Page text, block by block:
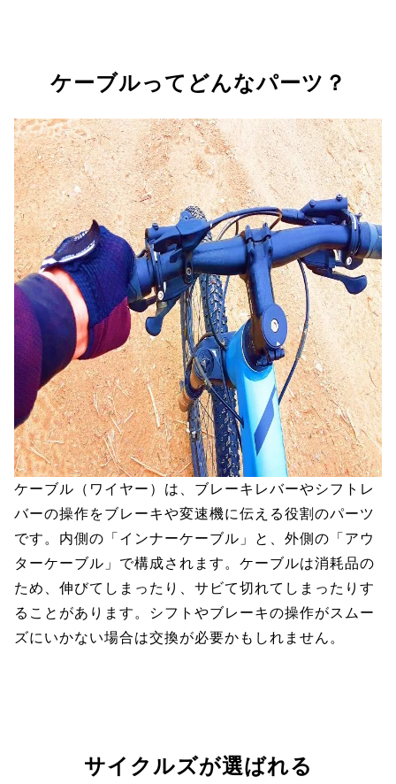
ケーブルってどんなパーツ？
ケーブル（ワイヤー）は、ブレーキレバーやシフトレ
バーの操作をブレーキや変速機に伝える役割のパーツ
です。内側の「インナーケーブル」と、外側の「アウ
ターケーブル」で構成されます。ケーブルは消耗品の
ため、伸びてしまったり、サビて切れてしまったりす
ることがあります。シフトやブレーキの操作がスムー
ズにいかない場合は交換が必要かもしれません。
サイクルズが選ばれる